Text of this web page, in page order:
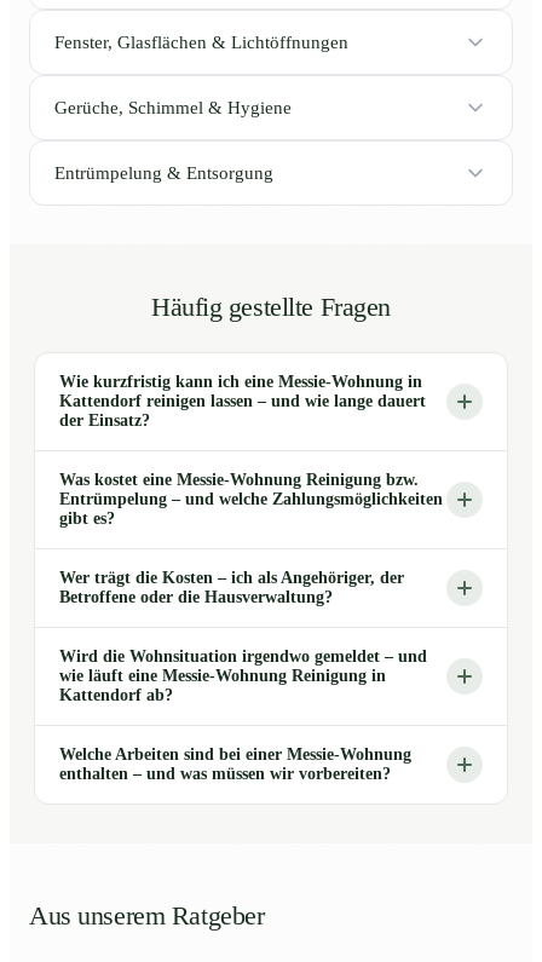
Fenster, Glasflächen & Lichtöffnungen
Gerüche, Schimmel & Hygiene
Entrümpelung & Entsorgung
Häufig gestellte Fragen
Wie kurzfristig kann ich eine Messie-Wohnung in
Kattendorf reinigen lassen – und wie lange dauert
der Einsatz?
Was kostet eine Messie-Wohnung Reinigung bzw.
Entrümpelung – und welche Zahlungsmöglichkeiten
gibt es?
Wer trägt die Kosten – ich als Angehöriger, der
Betroffene oder die Hausverwaltung?
Wird die Wohnsituation irgendwo gemeldet – und
wie läuft eine Messie-Wohnung Reinigung in
Kattendorf ab?
Welche Arbeiten sind bei einer Messie-Wohnung
enthalten – und was müssen wir vorbereiten?
Aus unserem Ratgeber